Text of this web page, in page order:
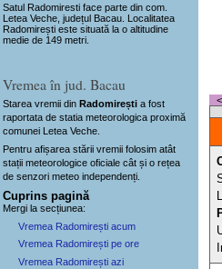
Satul Radomiresti face parte din com.
Letea Veche, județul Bacau. Localitatea
Radomirești este situată la o altitudine
medie de 149 metri.
Vremea în jud. Bacau
Starea vremii dinRadomirești a fost
raportata de statia meteorologica proximă
comunei Letea Veche.
Pentru afișarea stării vremii folosim atât
stații meteorologice oficiale cât și o rețea
de senzori meteoindependenți
Cuprins pagină
Mergi la secțiunea:
Vremea Radomirești acum
Vremea Radomirești pe ore
Vremea Radomirești azi